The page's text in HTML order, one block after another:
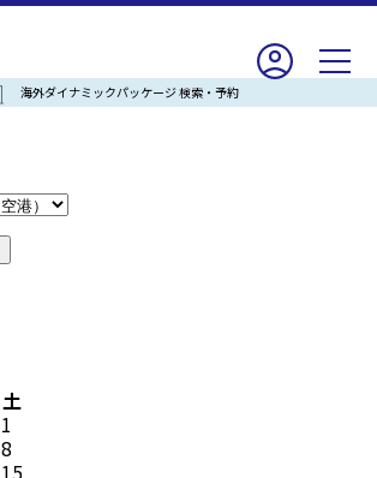
海外ダイナミックパッケージ 検索・予約
土
1
8
15